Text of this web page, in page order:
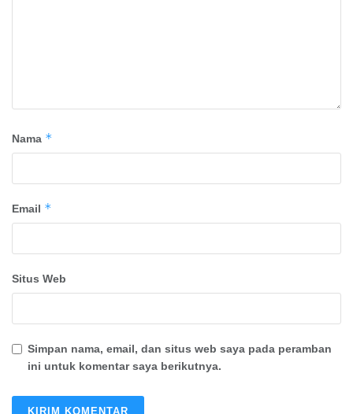
Nama *
Email *
Situs Web
Simpan nama, email, dan situs web saya pada peramban
ini untuk komentar saya berikutnya.